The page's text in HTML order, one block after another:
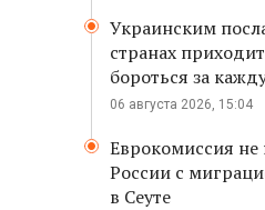
Украинским
странах
бороться за
06 августа 2026, 15:04
Еврокомиссия не
России с
в Сеуте